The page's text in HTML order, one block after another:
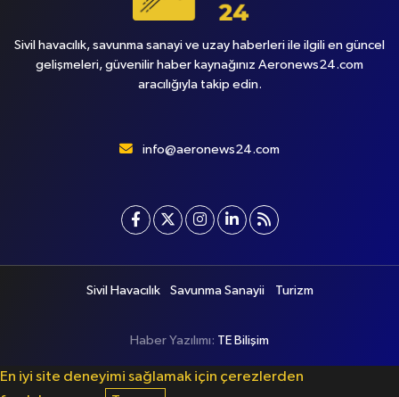
Sivil havacılık, savunma sanayi ve uzay haberleri ile ilgili en güncel
gelişmeleri, güvenilir haber kaynağınız Aeronews24.com
aracılığıyla takip edin.
info@aeronews24.com
Sivil Havacılık Savunma Sanayii Turizm
Haber Yazılımı: TE Bilişim
En iyi site deneyimi sağlamak için çerezlerden